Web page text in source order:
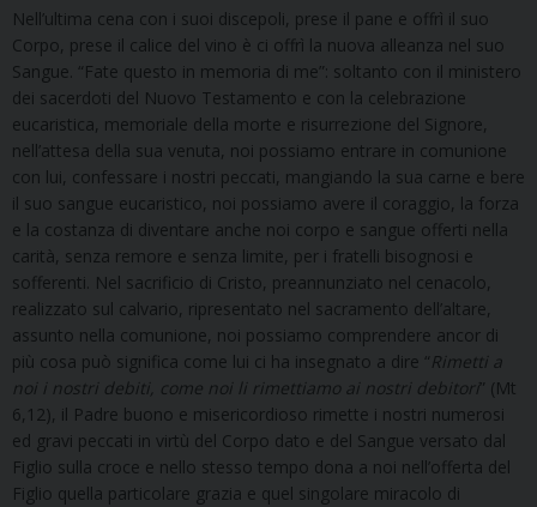
Nell’ultima cena con i suoi discepoli, prese il pane e offrì il suo
Corpo, prese il calice del vino è ci offrì la nuova alleanza nel suo
Sangue. “Fate questo in memoria di me”: soltanto con il ministero
dei sacerdoti del Nuovo Testamento e con la celebrazione
eucaristica, memoriale della morte e risurrezione del Signore,
nell’attesa della sua venuta, noi possiamo entrare in comunione
con lui, confessare i nostri peccati, mangiando la sua carne e bere
il suo sangue eucaristico, noi possiamo avere il coraggio, la forza
e la costanza di diventare anche noi corpo e sangue offerti nella
carità, senza remore e senza limite, per i fratelli bisognosi e
sofferenti. Nel sacrificio di Cristo, preannunziato nel cenacolo,
realizzato sul calvario, ripresentato nel sacramento dell’altare,
assunto nella comunione, noi possiamo comprendere ancor di
più cosa può significa come lui ci ha insegnato a dire “Rimetti a
noi i nostri debiti, come noi li rimettiamo ai nostri debitori” (Mt
6,12), il Padre buono e misericordioso rimette i nostri numerosi
ed gravi peccati in virtù del Corpo dato e del Sangue versato dal
Figlio sulla croce e nello stesso tempo dona a noi nell’offerta del
Figlio quella particolare grazia e quel singolare miracolo di